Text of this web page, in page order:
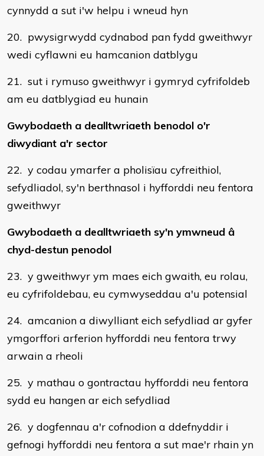
cynnydd a sut i'w helpu i wneud hyn
20. pwysigrwydd cydnabod pan fydd gweithwyr
wedi cyflawni eu hamcanion datblygu
21. sut i rymuso gweithwyr i gymryd cyfrifoldeb
am eu datblygiad eu hunain
Gwybodaeth a dealltwriaeth benodol o'r
diwydiant a'r sector
22. y codau ymarfer a pholisïau cyfreithiol,
sefydliadol, sy'n berthnasol i hyfforddi neu fentora
gweithwyr
Gwybodaeth a dealltwriaeth sy'n ymwneud â
chyd-destun penodol
23. y gweithwyr ym maes eich gwaith, eu rolau,
eu cyfrifoldebau, eu cymwyseddau a'u potensial
24. amcanion a diwylliant eich sefydliad ar gyfer
ymgorffori arferion hyfforddi neu fentora trwy
arwain a rheoli
25. y mathau o gontractau hyfforddi neu fentora
sydd eu hangen ar eich sefydliad
26. y dogfennau a'r cofnodion a ddefnyddir i
gefnogi hyfforddi neu fentora a sut mae'r rhain yn